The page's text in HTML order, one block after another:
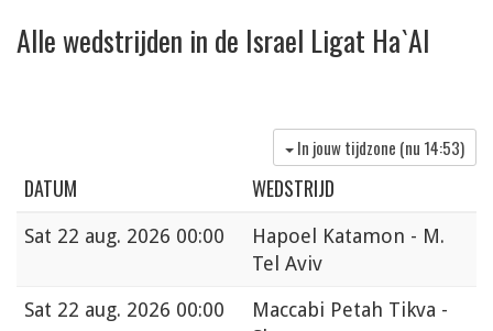
Alle wedstrijden in de Israel Ligat Ha`Al
In jouw tijdzone (nu 14:53)
DATUM WEDSTRIJD
Sat 22 aug. 2026 00:00
Hapoel Katamon - M.
Tel Aviv
Sat 22 aug. 2026 00:00
Maccabi Petah Tikva -